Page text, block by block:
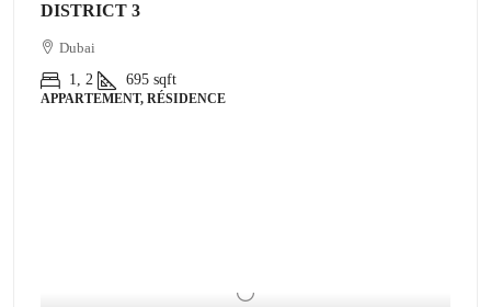
DISTRICT 3
Dubai
1, 2
695 sqft
APPARTEMENT, RÉSIDENCE